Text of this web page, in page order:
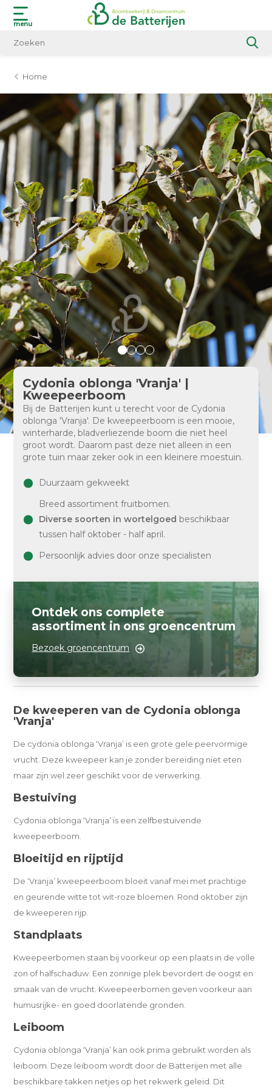
menu
Home
Cydonia oblonga 'Vranja' |
Kweepeerboom
Bij de Batterijen kunt u terecht voor de Cydonia
oblonga 'Vranja'. De kweepeerboom is een mooie,
winterharde, bladverliezende boom die niet heel
groot wordt. Daarom past deze niet alleen in een
grote tuin maar zeker ook in een kleinere moestuin.
Duurzaam gekweekt
Breed assortiment fruitbomen.
Diverse soorten in wortelgoed beschikbaar
tussen half oktober - half april.
Persoonlijk advies door onze specialisten
Ontdek ons complete
assortiment in ons groencentrum
Bezoek groencentrum
De kweeperen van de Cydonia oblonga
'Vranja'
De cydonia oblonga ‘Vranja’ is een grote gele peervormige
vrucht. Deze kweepeer kan je zonder bereiding niet eten
maar zijn wel zeer geschikt voor de verwerking.
Bestuiving
Cydonia oblonga ‘Vranja’ is een zelfbestuivende
kweepeerboom.
Bloeitijd en rijptijd
De ‘Vranja’ kweepeerboom bloeit vanaf mei met prachtige
en geurende witte tot wit-roze bloemen. Rond oktober zijn
de kweeperen rijp.
Standplaats
Kweepeerbomen staan bij voorkeur op een plaats in de volle
zon of halfschaduw. Een zonnige plek bevordert de oogst en
smaak van de vrucht. Kweepeerbomen geven voorkeur aan
humusrijke- en goed doorlatende gronden.
Leiboom
Cydonia oblonga ‘Vranja’ kan ook prima gebruikt worden als
leiboom. Deze leiboom wordt door de Batterijen met alle
beschikbare takken netjes op het rekwerk geleid. Dit